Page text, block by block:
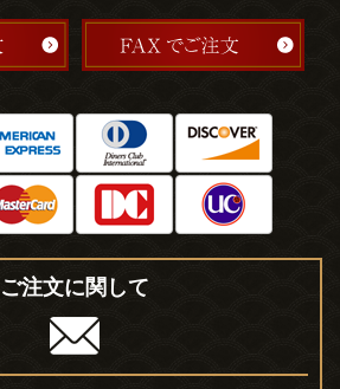
ご注文に関して